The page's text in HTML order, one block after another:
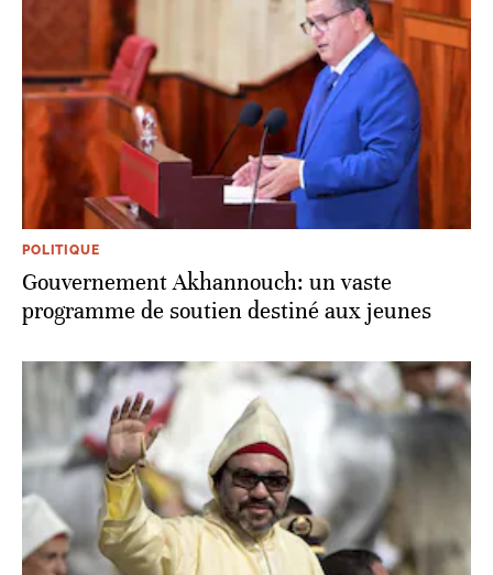
POLITIQUE
Gouvernement Akhannouch: un vaste
programme de soutien destiné aux jeunes